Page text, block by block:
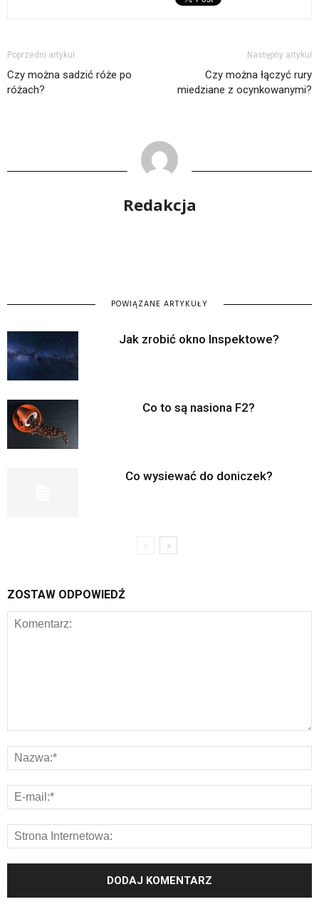
Poprzedni artykuł
Czy można sadzić róże po
różach?
Następny artykuł
Czy można łączyć rury
miedziane z ocynkowanymi?
Redakcja
POWIĄZANE ARTYKUŁY
Jak zrobić okno Inspektowe?
Co to są nasiona F2?
Co wysiewać do doniczek?
ZOSTAW ODPOWIEDŹ